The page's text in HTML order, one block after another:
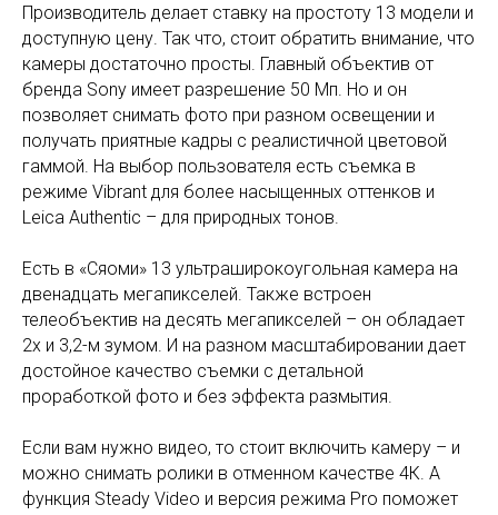
Производитель делает ставку на простоту 13 модели и
доступную цену. Так что, стоит обратить внимание, что
камеры достаточно просты. Главный объектив от
бренда Sony имеет разрешение 50 Мп. Но и он
позволяет снимать фото при разном освещении и
получать приятные кадры с реалистичной цветовой
гаммой. На выбор пользователя есть съемка в
режиме Vibrant для более насыщенных оттенков и
Leica Authentic – для природных тонов.
Есть в «Сяоми» 13 ультраширокоугольная камера на
двенадцать мегапикселей. Также встроен
телеобъектив на десять мегапикселей – он обладает
2x и 3,2-м зумом. И на разном масштабировании дает
достойное качество съемки с детальной
проработкой фото и без эффекта размытия.
Если вам нужно видео, то стоит включить камеру – и
можно снимать ролики в отменном качестве 4К. А
функция Steady Video и версия режима Pro поможет